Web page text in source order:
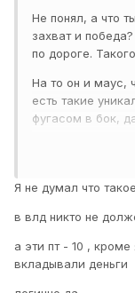
Не понял, а что
захват и
по дороге.
На то он и маус,
есть такие
фугасом в бок,
броня, а на
сказать.
Я не думал что
в влд никто не
а эти пт - 10 ,
вкладывали деньги